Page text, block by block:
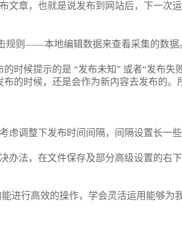
文章，也就是说发布到网站后，下一次
规则 ——本地编辑数据来查看采集的数据
的时候提示的是 “发布未知” 或者“发布失
的时候，还是会作为新内容去发布的。
调整下发布时间间隔，间隔设置长一
办法，在文件保存及部分高级设置的右
进行高效的操作，学会灵活运用能够为